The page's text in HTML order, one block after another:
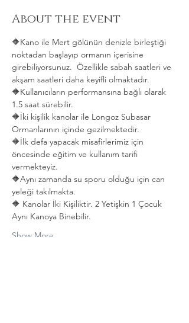
About the event
🔶Kano ile Mert gölünün denizle birleştiği
noktadan başlayıp ormanın içerisine
girebiliyorsunuz.  Özellikle sabah saatleri ve
akşam saatleri daha keyifli olmaktadır.
🔶Kullanıcıların performansına bağlı olarak
1.5 saat sürebilir.
🔶İki kişilik kanolar ile Longoz Subasar
Ormanlarının içinde gezilmektedir.
🔶İlk defa yapacak misafirlerimiz için
öncesinde eğitim ve kullanım tarifi
vermekteyiz.
🔶Aynı zamanda su sporu olduğu için can
yeleği takılmakta.
🔶 Kanolar İki Kişiliktir. 2 Yetişkin 1 Çocuk
Aynı Kanoya Binebilir.
Show More